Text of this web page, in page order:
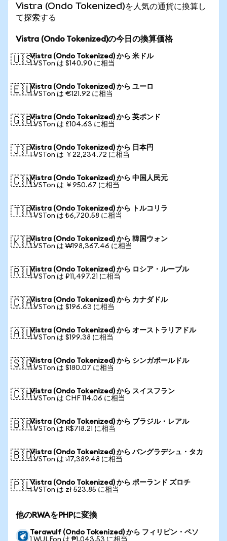
Vistra (Ondo Tokenized)を人気の通貨に換算し
て探索する
Vistra (Ondo Tokenized)の今日の換算価格
🇺🇸Vistra (Ondo Tokenized) から 米ドル
1 VSTon は $140.90 に相当
🇪🇺Vistra (Ondo Tokenized) から ユーロ
1 VSTon は €121.92 に相当
🇬🇧Vistra (Ondo Tokenized) から 英ポンド
1 VSTon は £104.63 に相当
🇯🇵Vistra (Ondo Tokenized) から 日本円
1 VSTon は ￥22,234.72 に相当
🇨🇳Vistra (Ondo Tokenized) から 中国人民元
1 VSTon は ￥950.67 に相当
🇹🇷Vistra (Ondo Tokenized) から トルコリラ
1 VSTon は ₺6,720.58 に相当
🇰🇷Vistra (Ondo Tokenized) から 韓国ウォン
1 VSTon は ₩198,367.46 に相当
🇷🇺Vistra (Ondo Tokenized) から ロシア・ルーブル
1 VSTon は ₽11,497.21 に相当
🇨🇦Vistra (Ondo Tokenized) から カナダドル
1 VSTon は $196.63 に相当
🇦🇺Vistra (Ondo Tokenized) から オーストラリアドル
1 VSTon は $199.38 に相当
🇸🇬Vistra (Ondo Tokenized) から シンガポールドル
1 VSTon は $180.07 に相当
🇨🇭Vistra (Ondo Tokenized) から スイスフラン
1 VSTon は CHF 114.06 に相当
🇧🇷Vistra (Ondo Tokenized) から ブラジル・レアル
1 VSTon は R$718.21 に相当
🇧🇩Vistra (Ondo Tokenized) から バングラデシュ・タカ
1 VSTon は ৳17,389.48 に相当
🇵🇱Vistra (Ondo Tokenized) から ポーランド ズロチ
1 VSTon は zł 523.85 に相当
他のRWAをPHPに変換
Terawulf (Ondo Tokenized) から フィリピン・ペソ
1 WULFon は ₱1,043.53 に相当